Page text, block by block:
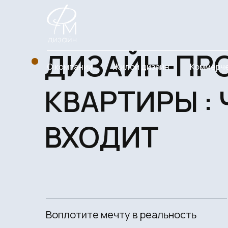
О компании Жилой дизайн
ДИЗАЙН-
КВАРТИРЫ :
ВХОДИТ